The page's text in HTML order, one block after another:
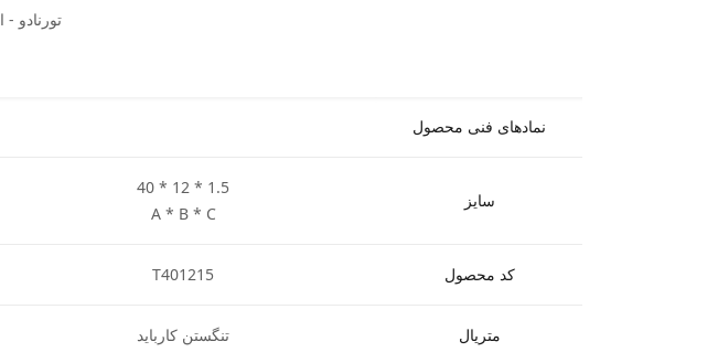
تورنادو
نمادهای فنی محصول
سایز
40 * 12 * 1.5
A * B * C
کد محصول T401215
متریال تنگستن کارباید